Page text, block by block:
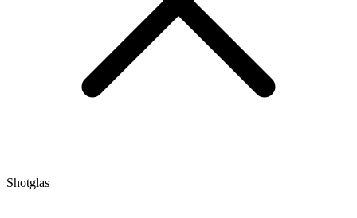
Shotglas